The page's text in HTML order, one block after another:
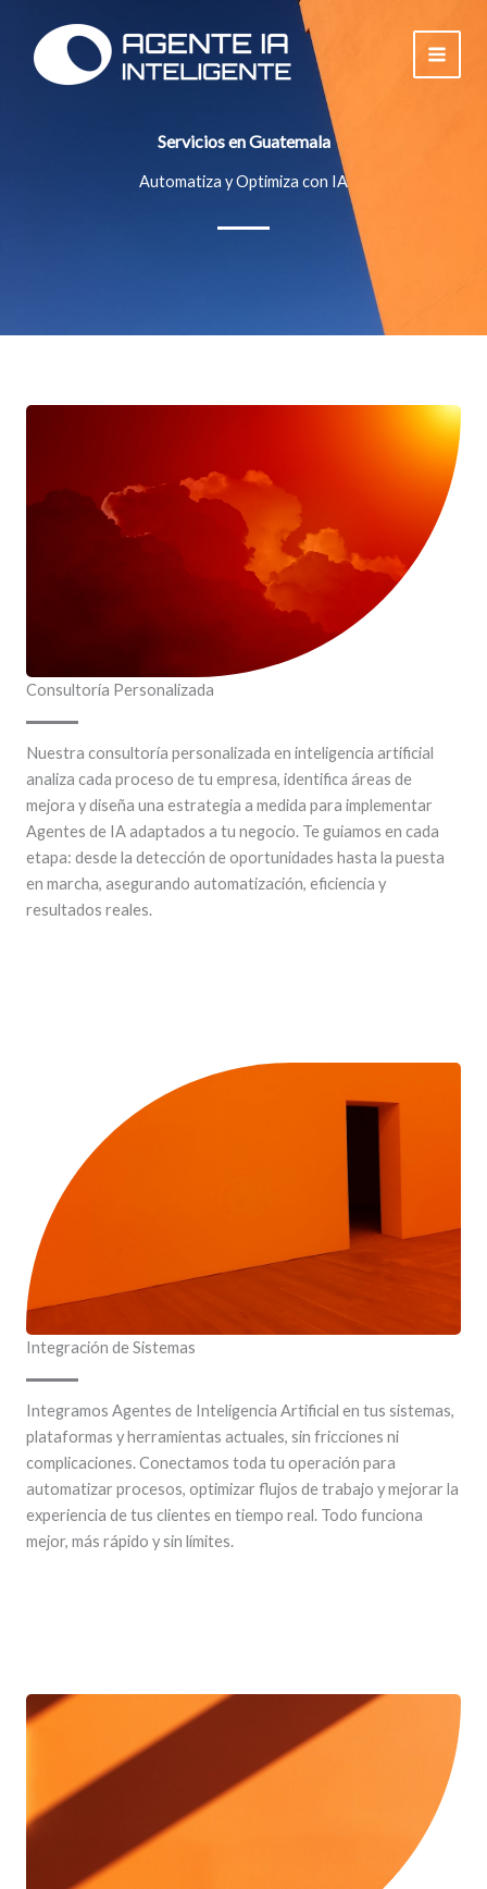
contenido
Servicios en Guatemala
Automatiza y Optimiza con IA
Consultoría Personalizada
Nuestra consultoría personalizada en inteligencia artificial
analiza cada proceso de tu empresa, identifica áreas de
mejora y diseña una estrategia a medida para implementar
Agentes de IA adaptados a tu negocio. Te guiamos en cada
etapa: desde la detección de oportunidades hasta la puesta
en marcha, asegurando automatización, eficiencia y
resultados reales.
Integración de Sistemas
Integramos Agentes de Inteligencia Artificial en tus sistemas,
plataformas y herramientas actuales, sin fricciones ni
complicaciones. Conectamos toda tu operación para
automatizar procesos, optimizar flujos de trabajo y mejorar la
experiencia de tus clientes en tiempo real. Todo funciona
mejor, más rápido y sin límites.